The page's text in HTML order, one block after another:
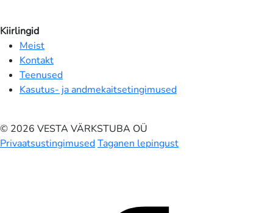
Kiirlingid
Meist
Kontakt
Teenused
Kasutus- ja andmekaitsetingimused
© 2026 VESTA VÄRKSTUBA OÜ
PrivaatsustingimusedTaganen lepingust